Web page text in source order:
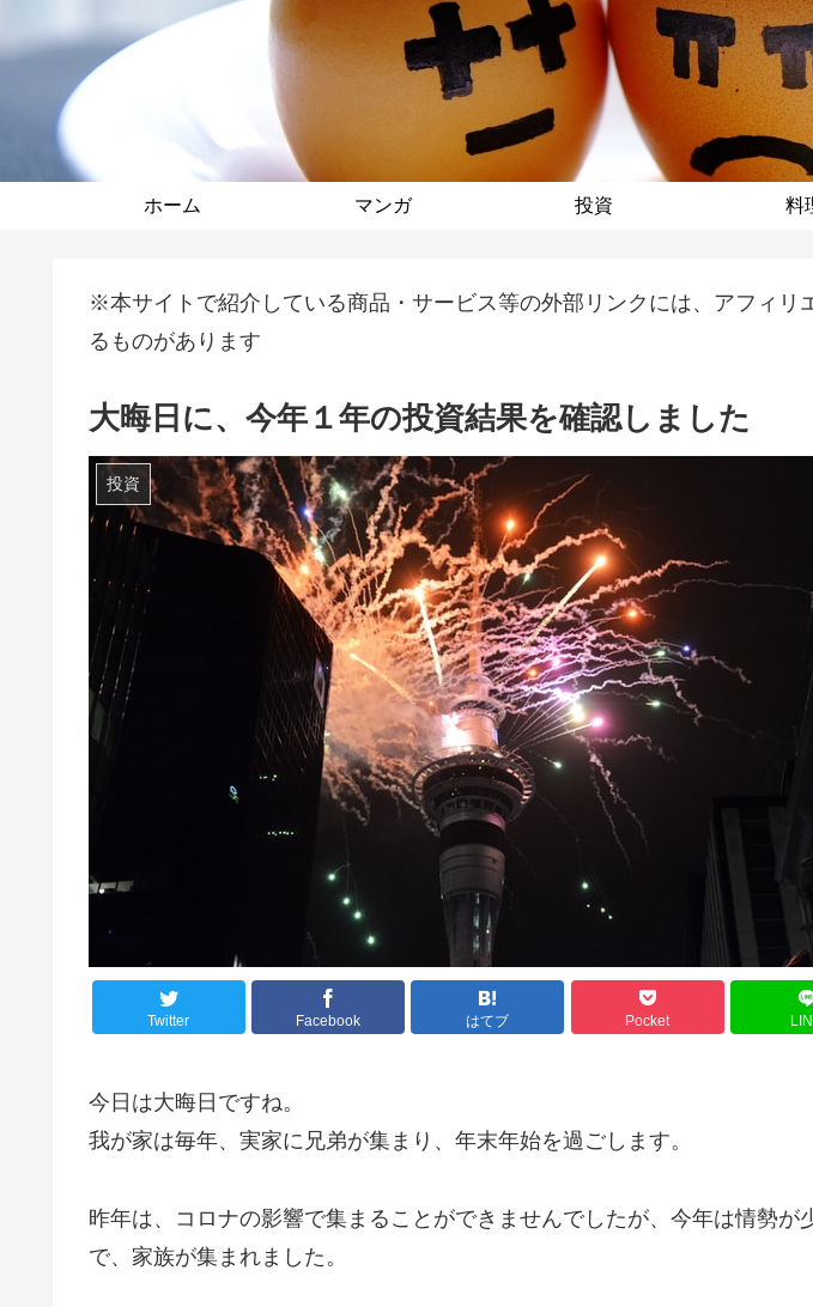
ホーム マンガ 投資 料
※本サイトで紹介している商品・サービス等の外部リンクには、アフィリ
るものがあります
大晦日に、今年１年の投資結果を確認しました
投資
Twitter Facebook はてブ Pocket
今日は大晦日ですね。
我が家は毎年、実家に兄弟が集まり、年末年始を過ごします。
昨年は、コロナの影響で集まることができませんでしたが、今年は情勢が
で、家族が集まれました。